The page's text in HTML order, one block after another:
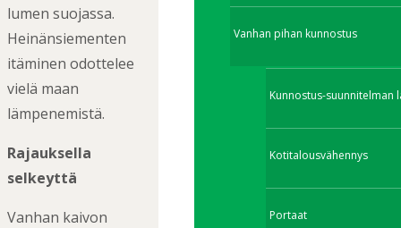
Vanhan pihan kunnostus
Kunnostus-suunnitelman
Kotitalousvähennys
Portaat
lumen suojassa.
Heinänsiementen
itäminen odottelee
vielä maan
lämpenemistä.
Rajauksella
selkeyttä
Vanhan kaivon